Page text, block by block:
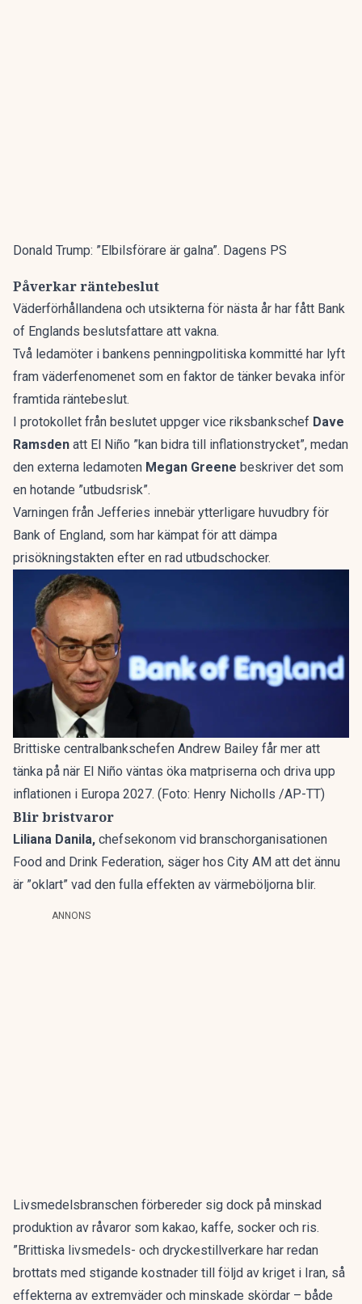
Donald Trump: ”Elbilsförare är galna”. Dagens PS
Påverkar räntebeslut
Väderförhållandena och utsikterna för nästa år har fått Bank
of Englands beslutsfattare att vakna.
Två ledamöter i bankens penningpolitiska kommitté har lyft
fram väderfenomenet som en faktor de tänker bevaka inför
framtida räntebeslut.
I protokollet från beslutet uppger vice riksbankschef Dave
Ramsden att El Niño ”kan bidra till inflationstrycket”, medan
den externa ledamoten Megan Greene beskriver det som
en hotande ”utbudsrisk”.
Varningen från Jefferies innebär ytterligare huvudbry för
Bank of England, som har kämpat för att dämpa
prisökningstakten efter en rad utbudschocker.
Brittiske centralbankschefen Andrew Bailey får mer att
tänka på när El Niño väntas öka matpriserna och driva upp
inflationen i Europa 2027. (Foto: Henry Nicholls /AP-TT)
Blir bristvaror
Liliana Danila, chefsekonom vid branschorganisationen
Food and Drink Federation, säger hos City AM att det ännu
är ”oklart” vad den fulla effekten av värmeböljorna blir.
ANNONS
Livsmedelsbranschen förbereder sig dock på minskad
produktion av råvaror som kakao, kaffe, socker och ris.
”Brittiska livsmedels- och dryckestillverkare har redan
brottats med stigande kostnader till följd av kriget i Iran, så
effekterna av extremväder och minskade skördar – både